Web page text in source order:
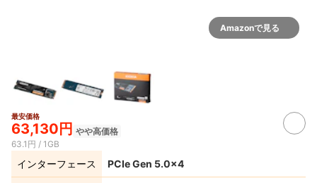
Amazonで見る
最安価格
63,130円 やや高価格
63.1円 / 1GB
インターフェース PCIe Gen 5.0×4